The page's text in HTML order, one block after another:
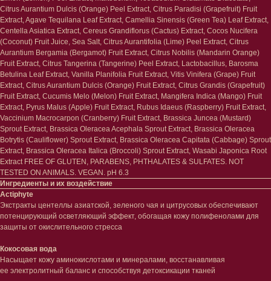
Citrus Aurantium Dulcis (Orange) Peel Extract, Citrus Paradisi (Grapefruit) Fruit
Extract, Agave Tequilana Leaf Extract, Camellia Sinensis (Green Tea) Leaf Extract,
Centella Asiatica Extract, Cereus Grandiflorus (Cactus) Extract, Cocos Nucifera
(Coconut) Fruit Juice, Sea Salt, Citrus Aurantifolia (Lime) Peel Extract, Citrus
Aurantium Bergamia (Bergamot) Fruit Extract, Citrus Nobilis (Mandarin Orange)
Fruit Extract, Citrus Tangerina (Tangerine) Peel Extract, Lactobacillus, Barosma
Betulina Leaf Extract, Vanilla Planifolia Fruit Extract, Vitis Vinifera (Grape) Fruit
Extract, Citrus Aurantium Dulcis (Orange) Fruit Extract, Citrus Grandis (Grapefruit)
Fruit Extract, Cucumis Melo (Melon) Fruit Extract, Mangifera Indica (Mango) Fruit
Extract, Pyrus Malus (Apple) Fruit Extract, Rubus Idaeus (Raspberry) Fruit Extract,
Vaccinium Macrocarpon (Cranberry) Fruit Extract, Brassica Juncea (Mustard)
Sprout Extract, Brassica Oleracea Acephala Sprout Extract, Brassica Oleracea
Botrytis (Cauliflower) Sprout Extract, Brassica Oleracea Capitata (Cabbage) Sprout
Extract, Brassica Oleracea Italica (Broccoli) Sprout Extract, Wasabi Japonica Root
Extract FREE OF GLUTEN, PARABENS, PHTHALATES & SULFATES. NOT
TESTED ON ANIMALS. VEGAN. pH 6.3
Ингредиенты и их воздействие
Actiphyte
Экстракты центеллы азиатской, зеленого чая и цитрусовых обеспечивают
потенцирующий осветляющий эффект, обогащая кожу полифенолами для
защиты от окислительного стресса
Кокосовая вода
Насыщает кожу аминокислотами и минералами, восстанавливая
ее электролитный баланс и способствуя детоксикации тканей
Тело
Проблемы
Кремы
Лосьоны
Очищение
Шея и зона декольте
Пилинги/масла
Уход за ногами
Средства для ванны
Гаджеты
Наборы
Лицо
Проблемы
Очищение
Увлажнение/питание
Сыворотки/ эссенции
Ретинол
Защита от солнца
Тонизация
Восстановление
Маски и патчи
Уход за губами
Волосы
Проблемы